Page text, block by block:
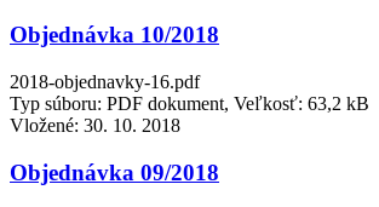
Objednávka 10/2018
2018-objednavky-16.pdf
Typ súboru: PDF dokument, Veľkosť: 63,2 kB
Vložené: 30. 10. 2018
Objednávka 09/2018